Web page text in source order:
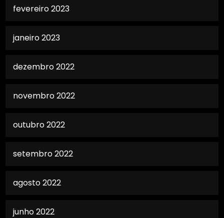
fevereiro 2023
janeiro 2023
dezembro 2022
novembro 2022
outubro 2022
setembro 2022
agosto 2022
junho 2022